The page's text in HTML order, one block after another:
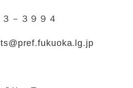
３９９４